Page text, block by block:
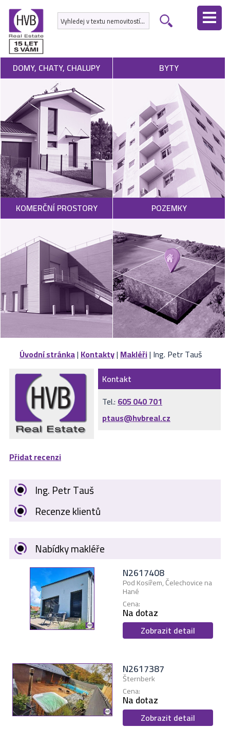
DOMY, CHATY, CHALUPY BYTY
KOMERČNÍ PROSTORY POZEMKY
ÚVODNÍ
STRÁNKA
NEMOVITOSTI
DEVELOPERSKÉ
PROJEKTY
SLUŽBY
NABÍDNOUT
NEMOVITOST
POPTAT
NEMOVITOST
VÝKUP
NEMOVITOSTÍ
SPONZORUJEME
NÁŠ ČASOPIS
KARIÉRA
KONTAKT
O NÁS
Úvodní stránka|Kontakty|Makléři| Ing. Petr Tauš
Kontakt
Tel.:605 040 701
ptaus@hvbreal.cz
Přidat recenzi
Ing. Petr Tauš
Recenze klientů
Nabídky makléře
N2617408
Pod Kosířem, Čelechovice na
Hané
Cena:
Na dotaz
Zobrazit detail
N2617387
Šternberk
Cena:
Na dotaz
Zobrazit detail